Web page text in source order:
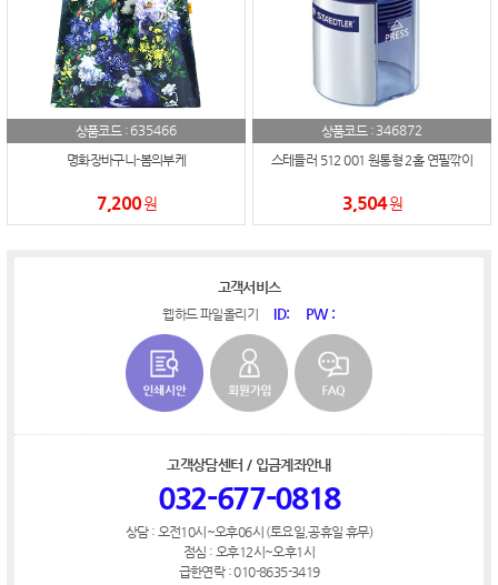
상품코드 : 635466
명화장바구니-봄의부케
7,200원
상품코드 : 346872
스테들러 512 001 원통형 2홀 연필깎이
3,504원
고객서비스
웹하드 파일올리기 ID: PW :
고객상담센터 / 입금계좌안내
032-677-0818
상담 : 오전10시~오후06시 (토요일,공휴일 휴무)
점심 : 오후12시~오후1시
급한연락 : 010-8635-3419